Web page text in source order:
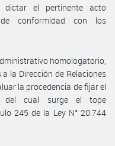
dictar el pertinente acto
conformidad con los
homologatorio,
la Dirección de Relaciones
la procedencia de fijar el
del cual surge el tope
245 de la Ley N° 20.744